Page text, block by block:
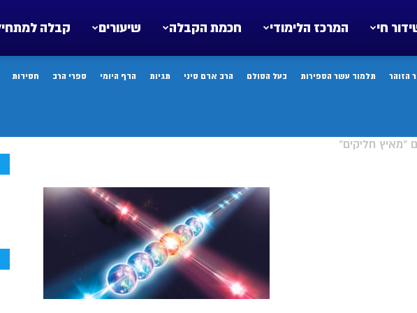
קבלה שיעורים חכמת הקבלה המרכז הלימודי חי
הזוהר תלמוד עשר הספירות בעל הסולם הרב אדם סיני תגיות הדף היומי ספרי הרב חסידות
"מאיץ חליקים"